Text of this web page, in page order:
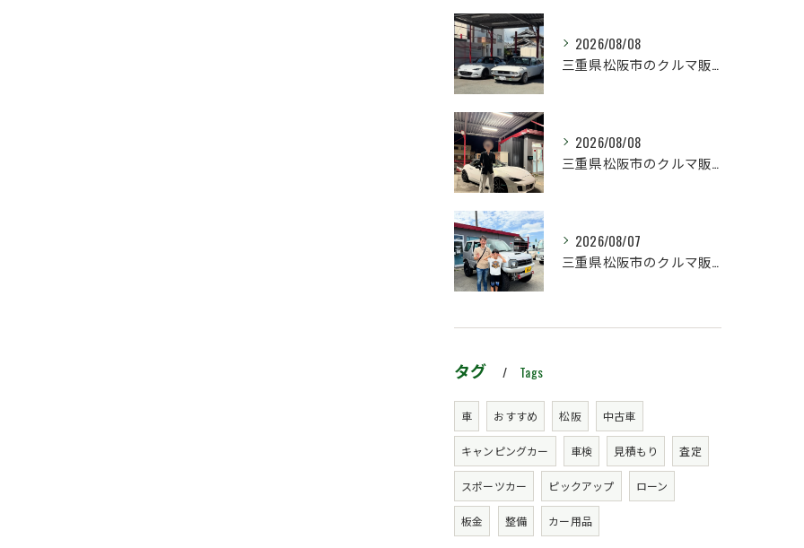
2026/08/08
三重県松阪市のクルマ販売店マーヴェリックカーズです‼️
2026/08/08
三重県松阪市のクルマ販売店マーヴェリックカーズです‼️
2026/08/07
三重県松阪市のクルマ販売店マーヴェリックカーズです‼️
タグ Tags
車 おすすめ 松阪 中古車
キャンピングカー 車検 見積もり 査定
スポーツカー ピックアップ ローン
板金 整備 カー用品